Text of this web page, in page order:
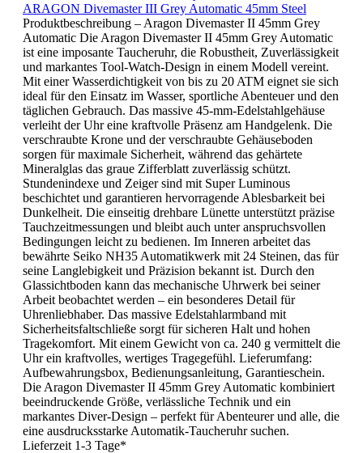
ARAGON Divemaster III Grey Automatic 45mm Steel
Produktbeschreibung – Aragon Divemaster II 45mm Grey
Automatic Die Aragon Divemaster II 45mm Grey Automatic
ist eine imposante Taucheruhr, die Robustheit, Zuverlässigkeit
und markantes Tool-Watch-Design in einem Modell vereint.
Mit einer Wasserdichtigkeit von bis zu 20 ATM eignet sie sich
ideal für den Einsatz im Wasser, sportliche Abenteuer und den
täglichen Gebrauch. Das massive 45-mm-Edelstahlgehäuse
verleiht der Uhr eine kraftvolle Präsenz am Handgelenk. Die
verschraubte Krone und der verschraubte Gehäuseboden
sorgen für maximale Sicherheit, während das gehärtete
Mineralglas das graue Zifferblatt zuverlässig schützt.
Stundenindexe und Zeiger sind mit Super Luminous
beschichtet und garantieren hervorragende Ablesbarkeit bei
Dunkelheit. Die einseitig drehbare Lünette unterstützt präzise
Tauchzeitmessungen und bleibt auch unter anspruchsvollen
Bedingungen leicht zu bedienen. Im Inneren arbeitet das
bewährte Seiko NH35 Automatikwerk mit 24 Steinen, das für
seine Langlebigkeit und Präzision bekannt ist. Durch den
Glassichtboden kann das mechanische Uhrwerk bei seiner
Arbeit beobachtet werden – ein besonderes Detail für
Uhrenliebhaber. Das massive Edelstahlarmband mit
Sicherheitsfaltschließe sorgt für sicheren Halt und hohen
Tragekomfort. Mit einem Gewicht von ca. 240 g vermittelt die
Uhr ein kraftvolles, wertiges Tragegefühl. Lieferumfang:
Aufbewahrungsbox, Bedienungsanleitung, Garantieschein.
Die Aragon Divemaster II 45mm Grey Automatic kombiniert
beeindruckende Größe, verlässliche Technik und ein
markantes Diver-Design – perfekt für Abenteurer und alle, die
eine ausdrucksstarke Automatik-Taucheruhr suchen.
Lieferzeit 1-3 Tage*